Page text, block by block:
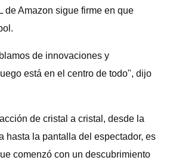
de Amazon sigue firme en que
de innovaciones y
está en el centro de todo", dijo
de cristal a cristal, desde la
hasta la pantalla del espectador, es
comenzó con un descubrimiento